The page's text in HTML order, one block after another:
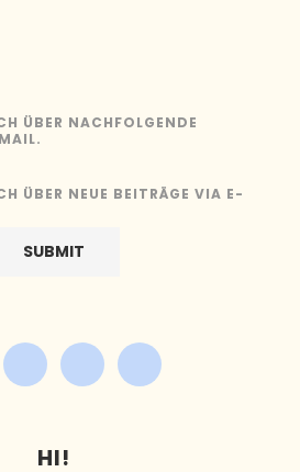
ÜBER NACHFOLGENDE
ÜBER NEUE BEITRÄGE VIA E-
HI!